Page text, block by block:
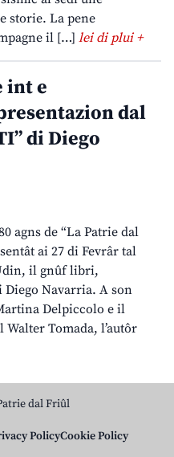
storie. La pene
il […] lei di plui +
int e
dal
di Diego
agns de “La Patrie dal
ai 27 di Fevrâr tal
il gnûf libri,
Navarria. A son
Delpiccolo e il
Tomada, l’autôr
dal Friûl
PolicyCookie Policy